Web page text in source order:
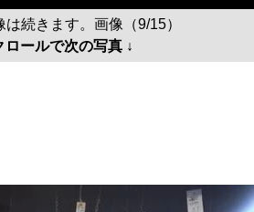
は続きます。画像（9/15）
ロールで次の写真 ↓